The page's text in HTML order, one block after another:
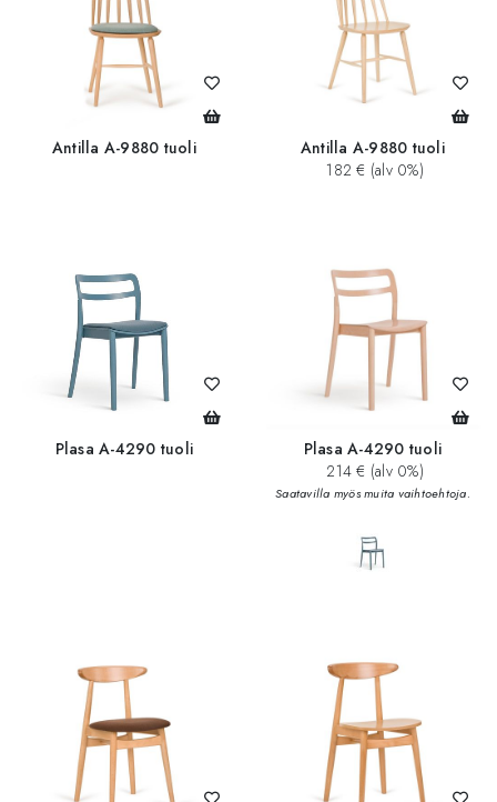
Antilla A-9880 tuoli
Antilla A-9880 tuoli
182 € (alv 0%)
Plasa A-4290 tuoli
Plasa A-4290 tuoli
214 € (alv 0%)
Saatavilla myös muita vaihtoehtoja.